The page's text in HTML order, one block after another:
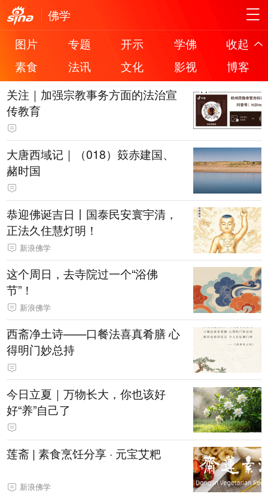
佛学
图片
专题 开示 学佛
收起
素食
法讯 文化 影视
博客
关注｜加强宗教事务方面的法治宣
传教育
大唐西域记｜（018）笯赤建国、
赭时国
恭迎佛诞吉日丨国泰民安寰宇清，
正法久住慧灯明！
新浪佛学
这个周日，去寺院过一个“浴佛
节”！
新浪佛学
西斋净土诗——口餐法喜真肴膳 心
得明门妙总持
今日立夏｜万物长大，你也该好
好“养”自己了
莲斋 | 素食烹饪分享 · 元宝艾粑
新浪佛学